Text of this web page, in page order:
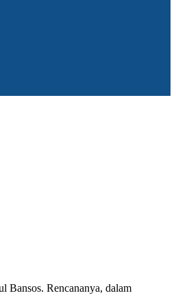
Bansos. Rencananya, dalam